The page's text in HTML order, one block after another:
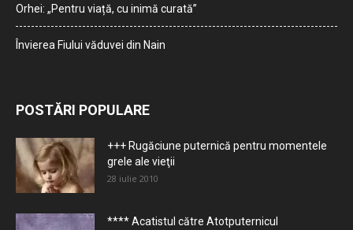
Orhei: „Pentru viață, cu inimă curată”
Învierea Fiului văduvei din Nain
POSTĂRI POPULARE
+++ Rugăciune puternică pentru momentele
grele ale vieţii
28 iulie 2010
**** Acatistul către Atotputernicul